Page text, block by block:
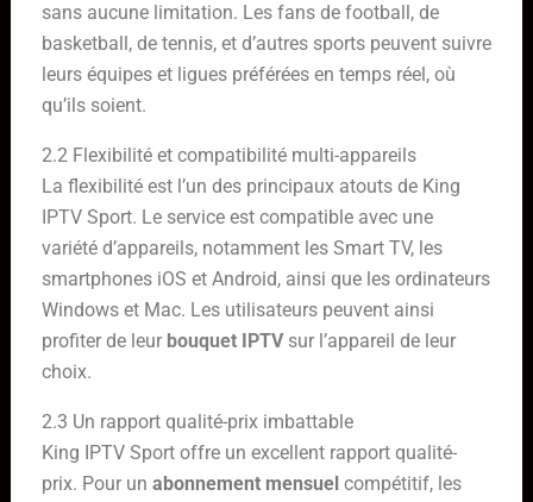
sans aucune limitation. Les fans de football, de
basketball, de tennis, et d’autres sports peuvent suivre
leurs équipes et ligues préférées en temps réel, où
qu’ils soient.
2.2 Flexibilité et compatibilité multi-appareils
La flexibilité est l’un des principaux atouts de King
IPTV Sport. Le service est compatible avec une
variété d’appareils, notamment les Smart TV, les
smartphones iOS et Android, ainsi que les ordinateurs
Windows et Mac. Les utilisateurs peuvent ainsi
profiter de leur bouquet IPTVsur l’appareil de leur
choix.
2.3 Un rapport qualité-prix imbattable
King IPTV Sport offre un excellent rapport qualité-
prix. Pour un abonnement mensuel compétitif, les